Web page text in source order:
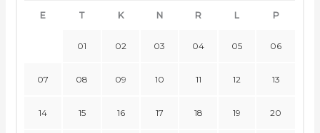
E T K N R L P
01 02 03 04 05 06
07 08 09 10 11 12 13
14 15 16 17 18 19 20